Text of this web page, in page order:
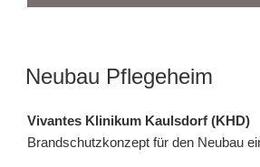
Neubau Pflegeheim
Vivantes Klinikum Kaulsdorf (KHD)
Brandschutzkonzept für den Neubau